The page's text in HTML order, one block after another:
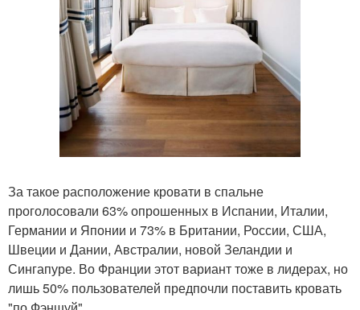
За такое расположение кровати в спальне
проголосовали 63% опрошенных в Испании, Италии,
Германии и Японии и 73% в Британии, России, США,
Швеции и Дании, Австралии, новой Зеландии и
Сингапуре. Во Франции этот вариант тоже в лидерах, но
лишь 50% пользователей предпочли поставить кровать